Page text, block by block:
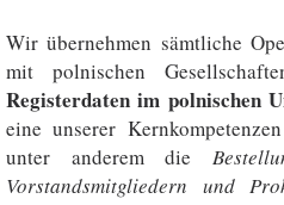
Wir übernehmen sämtliche
mit polnischen
Registerdaten im polnischen
eine unserer
unter anderem die
Vorstandsmitgliedern und